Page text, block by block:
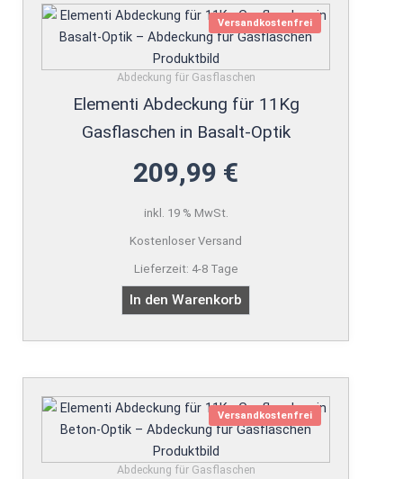
Versandkostenfrei
Abdeckung für Gasflaschen
Elementi Abdeckung für 11Kg
Gasflaschen in Basalt-Optik
209,99 €
inkl. 19 % MwSt.
Kostenloser Versand
Lieferzeit: 4-8 Tage
In den Warenkorb
Versandkostenfrei
Abdeckung für Gasflaschen